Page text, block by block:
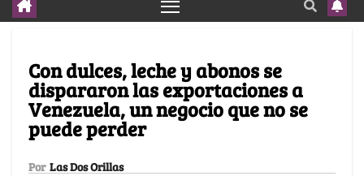
Con dulces, leche y abonos se
dispararon las exportaciones a
Venezuela, un negocio que no se
puede perder
Por Las Dos Orillas